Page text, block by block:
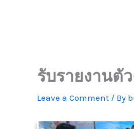
รับรายงานตั
Leave a Comment / By